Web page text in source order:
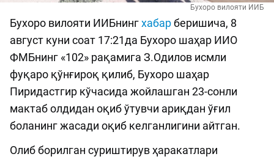
Бухоро вилояти ИИБ
Бухоро вилояти ИИБнингхабарберишича, 8
август куни соат 17:21да Бухоро шаҳар ИИО
ФМБнинг «102» рақамига З.Одилов исмли
фуқаро қўнғироқ қилиб, Бухоро шаҳар
Пиридастгир кўчасида жойлашган 23-сонли
мактаб олдидан оқиб ўтувчи ариқдан ўғил
боланинг жасади оқиб келганлигини айтган.
Олиб борилган суриштирув ҳаракатлари